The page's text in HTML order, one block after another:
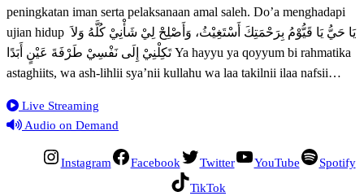
peningkatan iman serta pelaksanaan amal saleh. Do’a menghadapi
ujian hidup يَا حَيُّ يَا قَيُّوْمُ بِرَحْمَتِكَ أَسْتَغِيْثُ، وَأَصْلِحْ لِيْ شَأْنِيْ كُلَّهُ وَلاَ
تَكِلْنِيْ إِلَى نَفْسِيْ طَرْفَةَ عَيْنٍ أَبَدًا Ya hayyu ya qoyyum bi rahmatika
astaghiits, wa ash-lihlii sya’nii kullahu wa laa takilnii ilaa nafsii…
Live Streaming
Audio on Demand
Instagram Facebook Twitter YouTube
Spotify
TikTok